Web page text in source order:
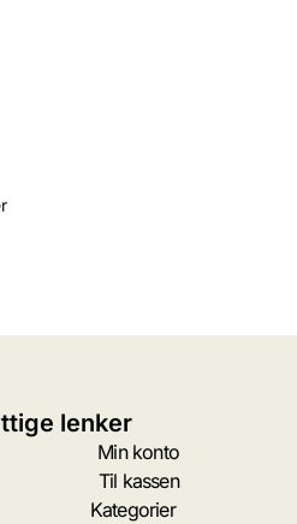
lenker
Min konto
Til kassen
Kategorier